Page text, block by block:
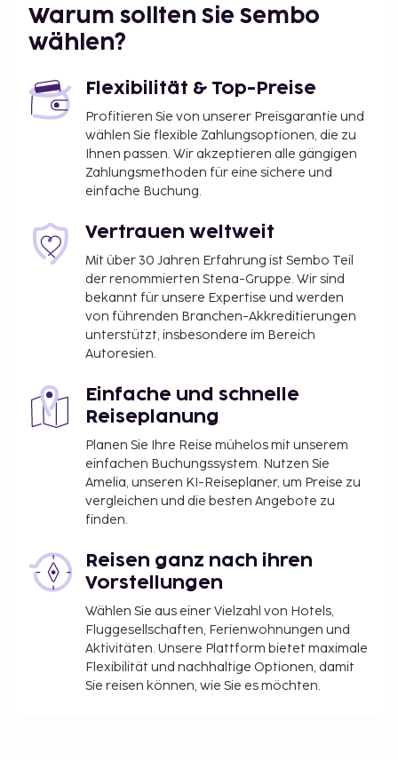
Warum sollten Sie Sembo
wählen?
Flexibilität & Top-Preise
Profitieren Sie von unserer Preisgarantie und
wählen Sie flexible Zahlungsoptionen, die zu
Ihnen passen. Wir akzeptieren alle gängigen
Zahlungsmethoden für eine sichere und
einfache Buchung.
Vertrauen weltweit
Mit über 30 Jahren Erfahrung ist Sembo Teil
der renommierten Stena-Gruppe. Wir sind
bekannt für unsere Expertise und werden
von führenden Branchen-Akkreditierungen
unterstützt, insbesondere im Bereich
Autoresien.
Einfache und schnelle
Reiseplanung
Planen Sie Ihre Reise mühelos mit unserem
einfachen Buchungssystem. Nutzen Sie
Amelia, unseren KI-Reiseplaner, um Preise zu
vergleichen und die besten Angebote zu
finden.
Reisen ganz nach ihren
Vorstellungen
Wählen Sie aus einer Vielzahl von Hotels,
Fluggesellschaften, Ferienwohnungen und
Aktivitäten. Unsere Plattform bietet maximale
Flexibilität und nachhaltige Optionen, damit
Sie reisen können, wie Sie es möchten.